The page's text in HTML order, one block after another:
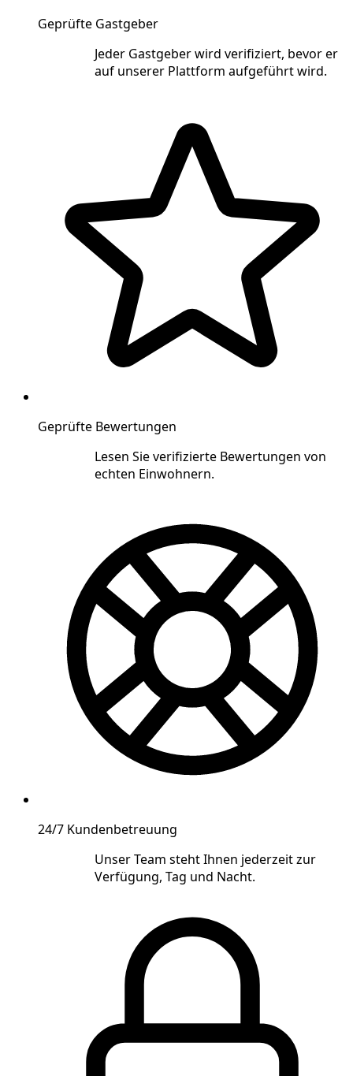
Geprüfte Gastgeber
Jeder Gastgeber wird verifiziert, bevor er
auf unserer Plattform aufgeführt wird.
Geprüfte Bewertungen
Lesen Sie verifizierte Bewertungen von
echten Einwohnern.
24/7 Kundenbetreuung
Unser Team steht Ihnen jederzeit zur
Verfügung, Tag und Nacht.